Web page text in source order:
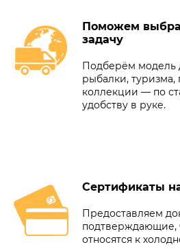
Поможем
задачу
Подберём модель
рыбалки, туризма,
коллекции — по
удобству в руке.
Сертификаты
Предоставляем
подтверждающие,
относятся к